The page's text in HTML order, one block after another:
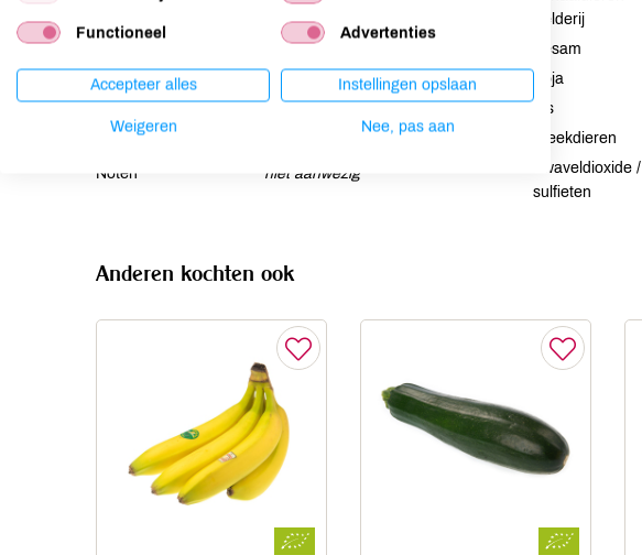
Ei
niet aanwezig
Lactose
niet aanwezig
Noten
niet aanwezig
Selderij
Sesam
Soja
Vis
Weekdieren
Zwaveldioxide /
sulfieten
Anderen kochten ook
Functioneel Advertenties
Accepteer alles Instellingen opslaan
Weigeren Nee, pas aan